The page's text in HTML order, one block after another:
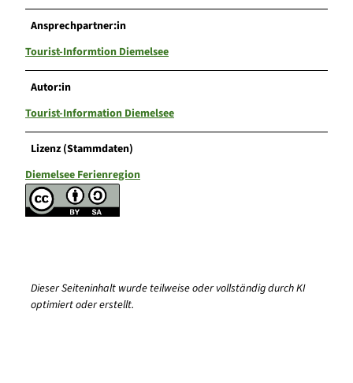
Ansprechpartner:in
Tourist-Informtion Diemelsee
Autor:in
Tourist-Information Diemelsee
Lizenz (Stammdaten)
Diemelsee Ferienregion
Dieser Seiteninhalt wurde teilweise oder vollständig durch KI
optimiert oder erstellt.